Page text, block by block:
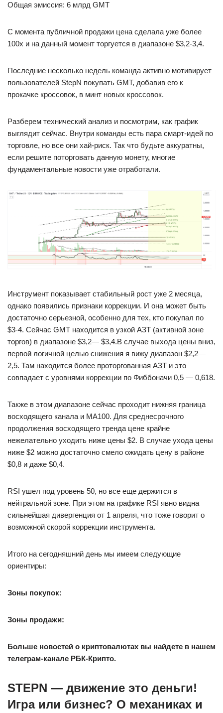
Общая эмиссия: 6 млрд GMT
С момента публичной продажи цена сделала уже более
100x и на данный момент торгуется в диапазоне $3,2-3,4.
Последние несколько недель команда активно мотивирует
пользователей StepN покупать GMT, добавив его к
прокачке кроссовок, в минт новых кроссовок.
Разберем технический анализ и посмотрим, как график
выглядит сейчас. Внутри команды есть пара смарт-идей по
торговле, но все они хай-риск. Так что будьте аккуратны,
если решите поторговать данную монету, многие
фундаментальные новости уже отработали.
Инструмент показывает стабильный рост уже 2 месяца,
однако появились признаки коррекции. И она может быть
достаточно серьезной, особенно для тех, кто покупал по
$3-4. Сейчас GMT находится в узкой АЗТ (активной зоне
торгов) в диапазоне $3,2— $3,4.В случае выхода цены вниз,
первой логичной целью снижения я вижу диапазон $2,2—
2,5. Там находится более проторгованная АЗТ и это
совпадает с уровнями коррекции по Фиббоначи 0,5 — 0,618.
Также в этом диапазоне сейчас проходит нижняя граница
восходящего канала и МА100. Для среднесрочного
продолжения восходящего тренда цене крайне
нежелательно уходить ниже цены $2. В случае ухода цены
ниже $2 можно достаточно смело ожидать цену в районе
$0,8 и даже $0,4.
RSI ушел под уровень 50, но все еще держится в
нейтральной зоне. При этом на графике RSI явно видна
сильнейшая дивергенция от 1 апреля, что тоже говорит о
возможной скорой коррекции инструмента.
Итого на сегодняшний день мы имеем следующие
ориентиры:
Зоны покупок:
Зоны продажи:
Больше новостей о криптовалютах вы найдете в нашем
телеграм-канале РБК-Крипто.
STEPN — движение это деньги!
Игра или бизнес? О механиках и